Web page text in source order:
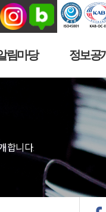
림마당 정보공
합니다.